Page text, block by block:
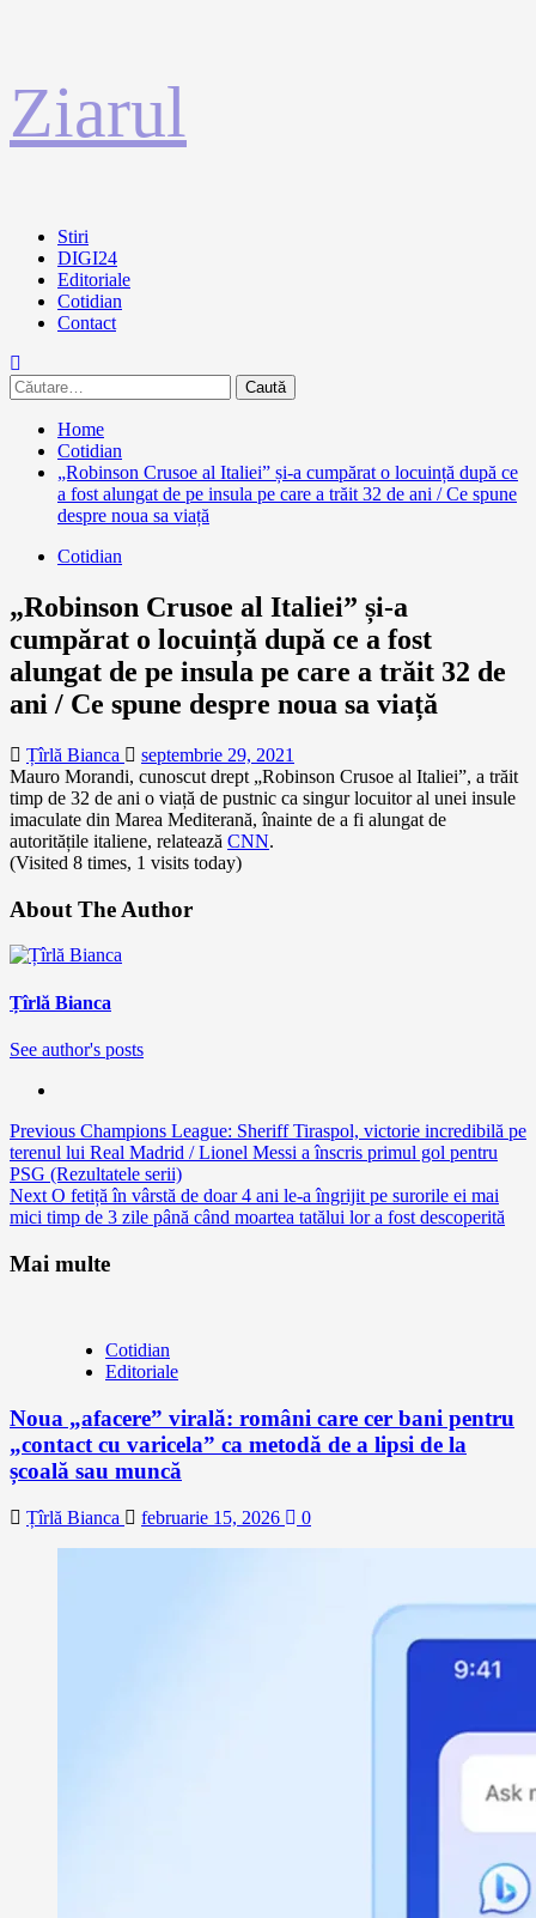
la
conținut
Ziarul
Primary
Menu
Stiri
DIGI24
Editoriale
Cotidian
Contact
Caută
după:
Home
Cotidian
„Robinson Crusoe al Italiei” și-a cumpărat o locuință după ce
a fost alungat de pe insula pe care a trăit 32 de ani / Ce spune
despre noua sa viață
Cotidian
„Robinson Crusoe al Italiei” și-a
cumpărat o locuință după ce a fost
alungat de pe insula pe care a trăit 32 de
ani / Ce spune despre noua sa viață
Țîrlă Bianca
septembrie 29, 2021
Mauro Morandi, cunoscut drept „Robinson Crusoe al Italiei”, a trăit
timp de 32 de ani o viață de pustnic ca singur locuitor al unei insule
imaculate din Marea Mediterană, înainte de a fi alungat de
autoritățile italiene, relatează CNN.
(Visited 8 times, 1 visits today)
About The Author
Țîrlă Bianca
See author's posts
Continue
Reading
Previous Champions League: Sheriff Tiraspol, victorie incredibilă pe
terenul lui Real Madrid / Lionel Messi a înscris primul gol pentru
PSG (Rezultatele serii)
Next O fetiță în vârstă de doar 4 ani le-a îngrijit pe surorile ei mai
mici timp de 3 zile până când moartea tatălui lor a fost descoperită
Mai multe
Cotidian
Editoriale
Noua „afacere” virală: români care cer bani pentru
„contact cu varicela” ca metodă de a lipsi de la
școală sau muncă
Țîrlă Bianca februarie 15, 2026 0